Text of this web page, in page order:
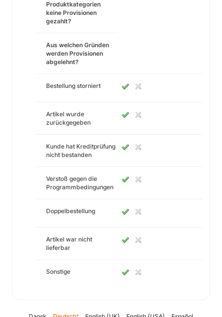
Produktkategorien
keine Provisionen
gezahlt?
Aus welchen Gründen
werden Provisionen
abgelehnt?
Bestellung storniert
Artikel wurde
zurückgegeben
Kunde hat Kreditprüfung
nicht bestanden
Verstoß gegen die
Programmbedingungen
Doppelbestellung
Artikel war nicht
lieferbar
Sonstige